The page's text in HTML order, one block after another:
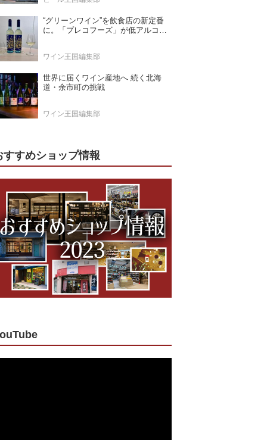
“グリーンワイン”を飲食店の新定番
に。「プレコフーズ」が低アルコー
ワイン王国編集部
世界に届くワイン産地へ 続く北海
道・余市町の挑戦
ワイン王国編集部
すすめショップ情報